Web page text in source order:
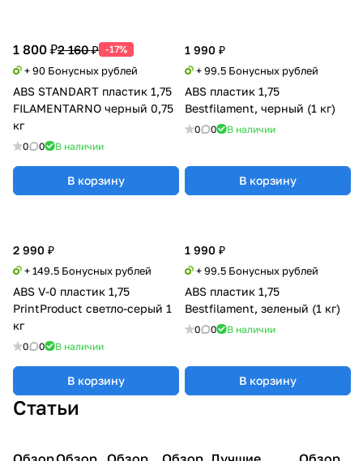
1 800 ₽2 160 ₽ -17%
+ 90 Бонусных рублей
ABS STANDART пластик 1,75
FILAMENTARNO черный 0,75
кг
0 0 В наличии
В корзину
1 990 ₽
+ 99.5 Бонусных рублей
ABS пластик 1,75
Bestfilament, черный (1 кг)
0 0 В наличии
В корзину
2 990 ₽
+ 149.5 Бонусных рублей
ABS V-0 пластик 1,75
PrintProduct светло-серый 1
кг
0 0 В наличии
В корзину
1 990 ₽
+ 99.5 Бонусных рублей
ABS пластик 1,75
Bestfilament, зеленый (1 кг)
0 0 В наличии
В корзину
Статьи
3D
3D
3D
3D
3D